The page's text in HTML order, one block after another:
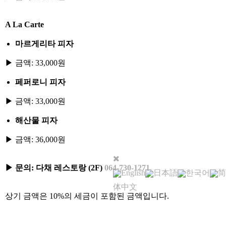
English 日本語 한국어
简
体中文
A La Carte
마르게리타 피자
▶ 금액: 33,000원
페퍼로니 피자
▶ 금액: 33,000원
해산물 피자
▶ 금액: 36,000원
▶ 문의: 다채 레스토랑 (2F) 064-730-1271
상기 금액은 10%의 세금이 포함된 금액입니다.